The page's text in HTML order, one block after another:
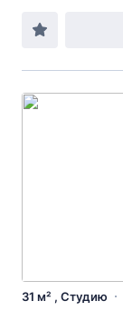
31 м² , Студию